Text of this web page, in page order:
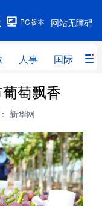
网站无障碍
PC版本
人事 国际 财
人事
线 教育
体育
军事
萄飘香
新华网